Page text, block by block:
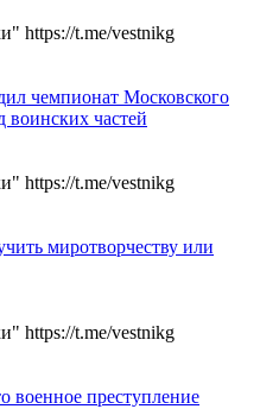
https://t.me/vestnikg
чемпионат Московского
воинских частей
https://t.me/vestnikg
миротворчеству или
https://t.me/vestnikg
военное преступление